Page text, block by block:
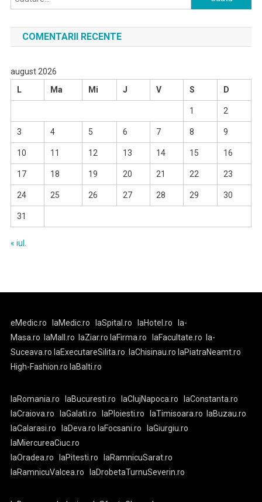
după:
COMENTARII RECENTE
august 2026
L
Ma Mi J V S D
1 2
3 4 5 6 7 8 9
10 11 12 13 14 15 16
17 18 19 20 21 22 23
24 25 26 27 28 29 30
31
« iul.
eMedic.ro laMedic.ro laSpital.ro laHotel.ro
la-
Masa.ro
laMall.ro laZiar.ro laFirma.ro laFacultate.ro
la-
Suceava.ro laExecutareSilita.ro laChisinau.ro laPiatraNeamt.ro
High-Fashion.ro laBalti.ro
laRomania.ro laBucuresti.ro laClujNapoca.ro
laConstanta.ro
laCraiova.ro
laGalati.ro laPloiesti.ro laTimisoara.ro
laBuzau.ro
laCalarasi.ro
laDeva.ro laFocsani.ro
laGiurgiu.ro
laMiercureaCiuc.ro
laOradea.ro
laPitesti.ro
laRamnicuSarat.ro
laRamnicuValcea.ro
laDrobetaTurnuSeverin.ro